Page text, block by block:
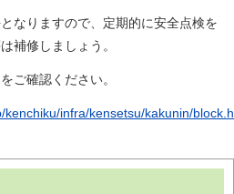
なりますので、定期的に安全点検を
補修しましょう。
ご確認ください。
kenchiku/infra/kensetsu/kakunin/